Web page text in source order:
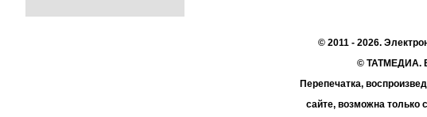
© 2011 - 2026.
© ТАТМЕДИА.
Перепечатка,
сайте, возможна